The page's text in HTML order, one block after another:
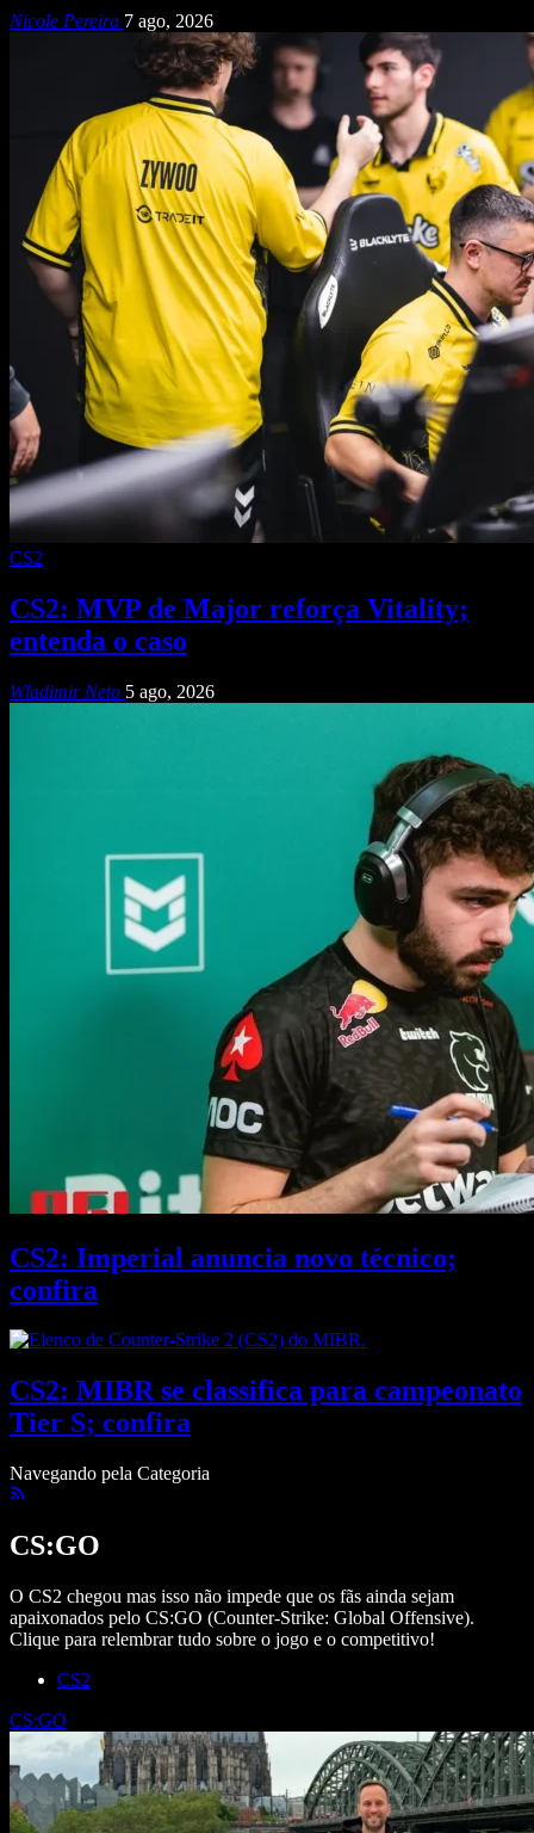
Nicole Pereira 7 ago, 2026
CS2
CS2: MVP de Major reforça Vitality;
entenda o caso
Wladimir Neto 5 ago, 2026
CS2: Imperial anuncia novo técnico;
confira
CS2: MIBR se classifica para campeonato
Tier S; confira
Navegando pela Categoria
CS:GO
O CS2 chegou mas isso não impede que os fãs ainda sejam
apaixonados pelo CS:GO (Counter-Strike: Global Offensive).
Clique para relembrar tudo sobre o jogo e o competitivo!
CS2
CS:GO